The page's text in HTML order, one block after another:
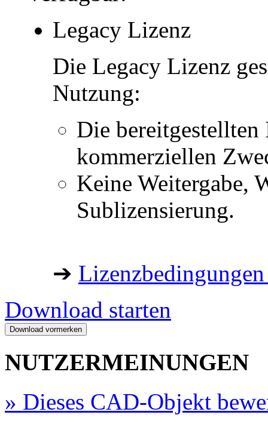
Legacy Lizenz
Die Legacy Lizenz
Nutzung:
Die
kommerziellen
Keine Weitergabe,
Sublizensierung.
➔
Download starten
NUTZERMEINUNGEN
» Dieses CAD-Objekt